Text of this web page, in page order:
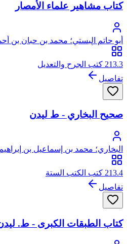
كتاب مشاهير علماء الأمصار
أبو حاتم البستي؛ محمد بن حبان بن
التميمي، أبو حاتم البستي، ويقال له
213.3 كتب الجرح والتعديل
تفاصيل
صحيح البخاري - ط ليدن
البخاري؛ محمد بن إسماعيل بن
الله
213.4 كتب الكتب الستة
تفاصيل
كتاب الطبقات الكبرى - ط.